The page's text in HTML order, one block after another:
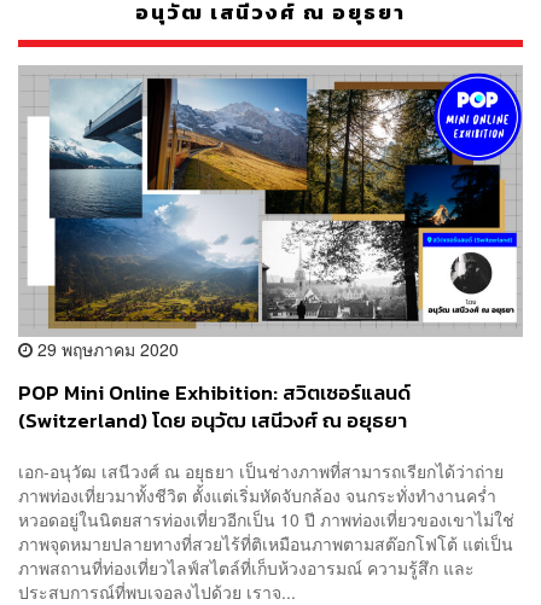
อนุวัฒ เสนีวงศ์ ณ อยุธยา
29 พฤษภาคม 2020
POP Mini Online Exhibition: สวิตเซอร์แลนด์
(Switzerland) โดย อนุวัฒ เสนีวงศ์ ณ อยุธยา
เอก-อนุวัฒ เสนีวงศ์ ณ อยุธยา เป็นช่างภาพที่สามารถเรียกได้ว่าถ่าย
ภาพท่องเที่ยวมาทั้งชีวิต ตั้งแต่เริ่มหัดจับกล้อง จนกระทั่งทำงานคร่ำ
หวอดอยู่ในนิตยสารท่องเที่ยวอีกเป็น 10 ปี ภาพท่องเที่ยวของเขาไม่ใช่
ภาพจุดหมายปลายทางที่สวยไร้ที่ติเหมือนภาพตามสต๊อกโฟโต้ แต่เป็น
ภาพสถานที่ท่องเที่ยวไลฟ์สไตล์ที่เก็บห้วงอารมณ์ ความรู้สึก และ
ประสบการณ์ที่พบเจอลงไปด้วย เราจ...